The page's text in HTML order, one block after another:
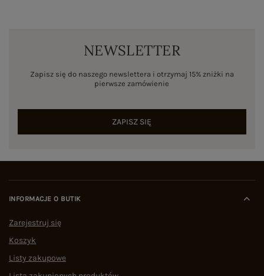
NEWSLETTER
Zapisz się do naszego newslettera i otrzymaj 15% zniżki na
pierwsze zamówienie
ZAPISZ SIĘ
INFORMACJE O BUTIK
Zarejestruj się
Koszyk
Listy zakupowe